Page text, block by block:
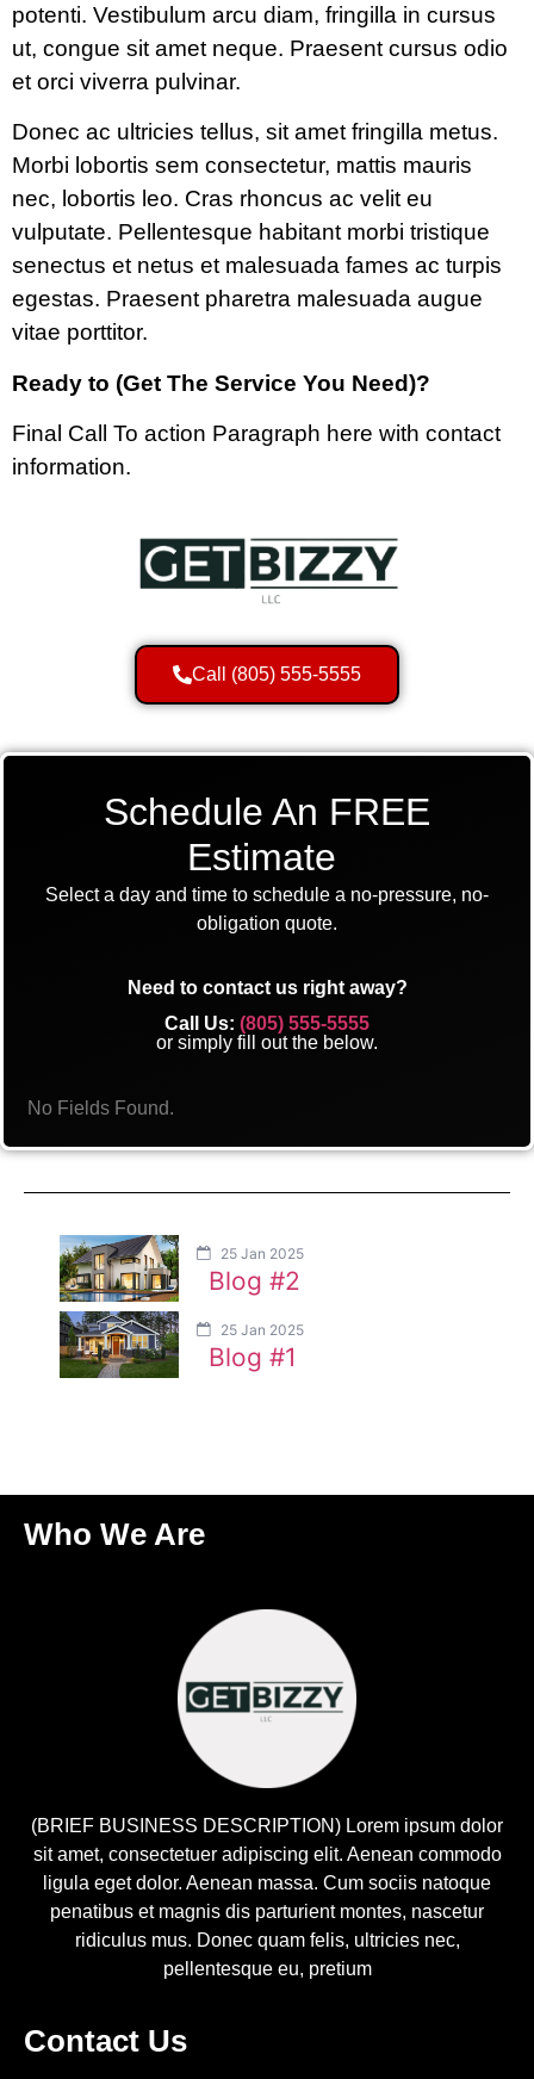
potenti. Vestibulum arcu diam, fringilla in cursus
ut, congue sit amet neque. Praesent cursus odio
et orci viverra pulvinar.
Donec ac ultricies tellus, sit amet fringilla metus.
Morbi lobortis sem consectetur, mattis mauris
nec, lobortis leo. Cras rhoncus ac velit eu
vulputate. Pellentesque habitant morbi tristique
senectus et netus et malesuada fames ac turpis
egestas. Praesent pharetra malesuada augue
vitae porttitor.
Ready to (Get The Service You Need)?
Final Call To action Paragraph here with contact
information.
Call (805) 555-5555
Schedule An FREE
Estimate
Select a day and time to schedule a no-pressure, no-
obligation quote.
Need to contact us right away?
Call Us: (805) 555-5555
or simply fill out the below.
No Fields Found.
25 Jan 2025
Blog #2
25 Jan 2025
Blog #1
Who We Are
(BRIEF BUSINESS DESCRIPTION) Lorem ipsum dolor
sit amet, consectetuer adipiscing elit. Aenean commodo
ligula eget dolor. Aenean massa. Cum sociis natoque
penatibus et magnis dis parturient montes, nascetur
ridiculus mus. Donec quam felis, ultricies nec,
pellentesque eu, pretium
Contact Us